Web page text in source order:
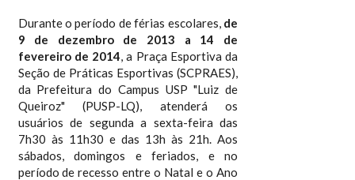
Durante o período de férias escolares, de
9 de dezembro de 2013 a 14 de
fevereiro de 2014, a Praça Esportiva da
Seção de Práticas Esportivas (SCPRAES),
da Prefeitura do Campus USP "Luiz de
Queiroz" (PUSP-LQ), atenderá os
usuários de segunda a sexta-feira das
7h30 às 11h30 e das 13h às 21h. Aos
sábados, domingos e feriados, e no
período de recesso entre o Natal e o Ano